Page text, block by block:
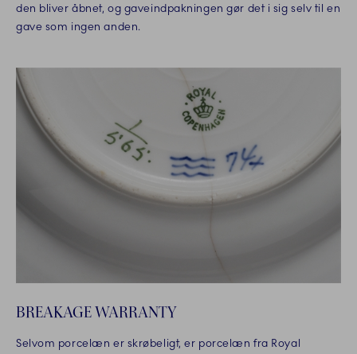
den bliver åbnet, og gaveindpakningen gør det i sig selv til en
gave som ingen anden.
BREAKAGE WARRANTY
Selvom porcelæn er skrøbeligt, er porcelæn fra Royal